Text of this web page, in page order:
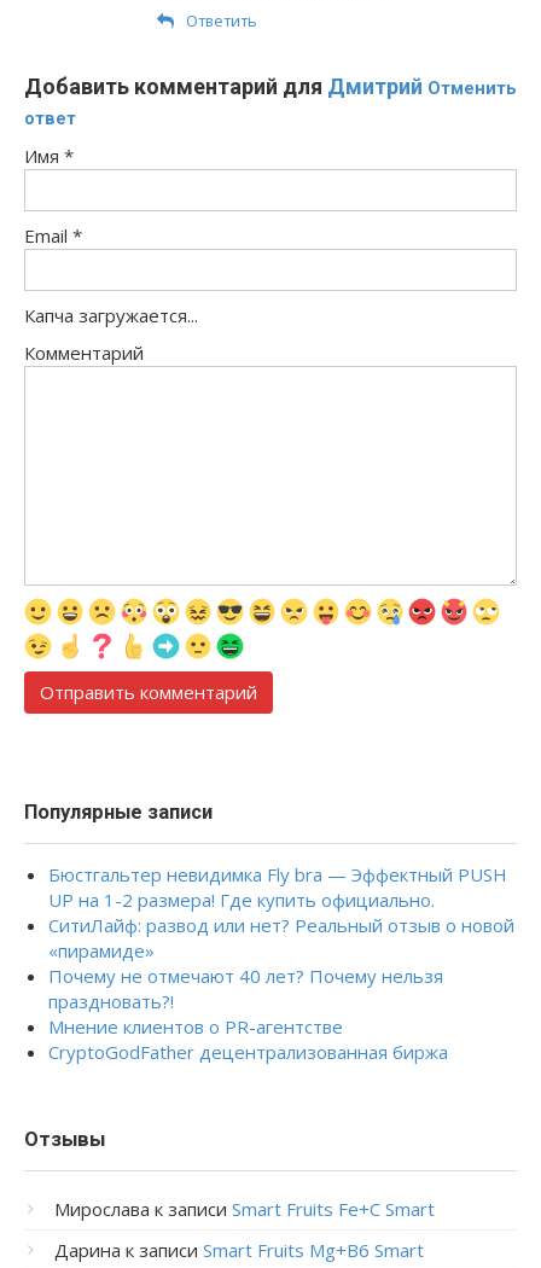
Ответить
Добавить комментарий для Дмитрий Отменить
ответ
Имя *
Email *
Капча загружается...
Комментарий
Популярные записи
Бюстгальтер невидимка Fly bra — Эффектный PUSH
UP на 1-2 размера! Где купить официально.
СитиЛайф: развод или нет? Реальный отзыв о новой
«пирамиде»
Почему не отмечают 40 лет? Почему нельзя
праздновать?!
Мнение клиентов о PR-агентстве
CryptoGodFather децентрализованная биржа
Отзывы
Мирослава к записи Smart Fruits Fe+C Smart
Дарина к записи Smart Fruits Mg+B6 Smart